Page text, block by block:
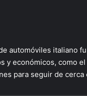
automóviles italiano
y económicos, como
para seguir de